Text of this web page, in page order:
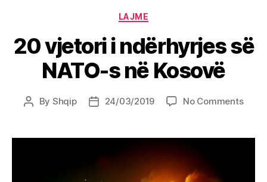
Categories
LAJME
20 vjetori i ndërhyrjes së
NATO-s në Kosovë
Post
By Shqip
Post24/03/2019 No Commentson
i